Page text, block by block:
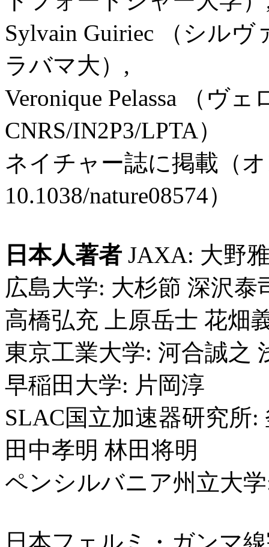
Sylvain Guiriec （シル
ラバマ大）,
Veronique Pelassa （ヴ
CNRS/IN2P3/LPTA）
ネイチャー誌に掲載（
10.1038/nature08574）
日本人著者 JAXA: 大野
広島大学: 大杉節 深沢
高橋弘充 上原岳士 花畑
東京工業大学: 河合誠之
早稲田大学: 片岡淳
SLAC国立加速器研究所
田中孝明 林田将明
ペンシルバニア州立大
日本フェルミ・ガンマ